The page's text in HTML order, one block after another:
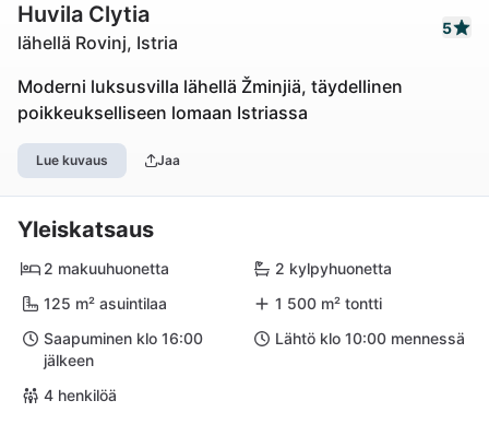
Huvila Clytia
lähellä Rovinj, Istria
5
Moderni luksusvilla lähellä Žminjiä, täydellinen
poikkeukselliseen lomaan Istriassa
Lue kuvaus Jaa
Yleiskatsaus
2 makuuhuonetta
2 kylpyhuonetta
125 m² asuintilaa
1 500 m² tontti
Saapuminen klo 16:00
jälkeen
Lähtö klo 10:00 mennessä
4 henkilöä